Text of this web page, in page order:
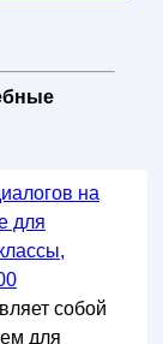
на
для
собой
для